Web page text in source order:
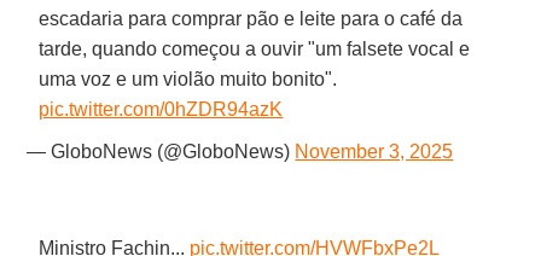
escadaria para comprar pão e leite para o café da
tarde, quando começou a ouvir "um falsete vocal e
uma voz e um violão muito bonito".
pic.twitter.com/0hZDR94azK
— GloboNews (@GloboNews) November 3, 2025
Ministro Fachin... pic.twitter.com/HVWFbxPe2L